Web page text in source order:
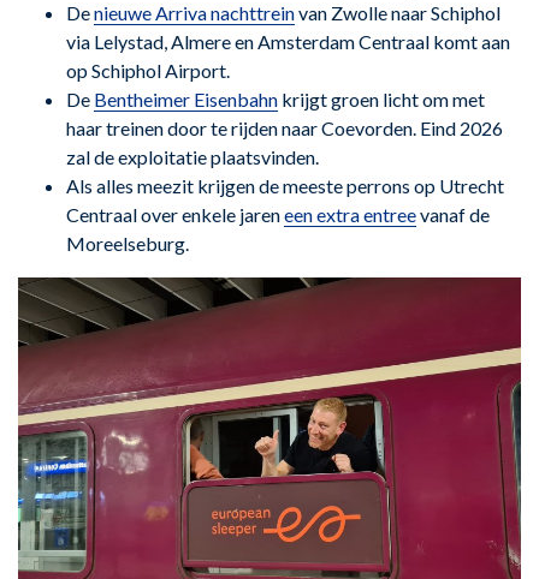
Denieuwe Arriva nachttreinvan Zwolle naar Schiphol
via Lelystad, Almere en Amsterdam Centraal komt aan
op Schiphol Airport.
De Bentheimer Eisenbahn krijgt groen licht om met
haar treinen door te rijden naar Coevorden. Eind 2026
zal de exploitatie plaatsvinden.
Als alles meezit krijgen de meeste perrons op Utrecht
Centraal over enkele jareneen extra entreevanaf de
Moreelseburg.